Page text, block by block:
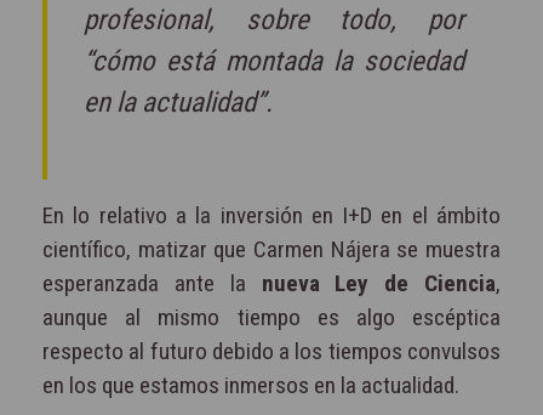
profesional, sobre todo, por
“cómo está montada la sociedad
en la actualidad”.
En lo relativo a la inversión en I+D en el ámbito
científico, matizar que Carmen Nájera se muestra
esperanzada ante la nueva Ley de Ciencia,
aunque al mismo tiempo es algo escéptica
respecto al futuro debido a los tiempos convulsos
en los que estamos inmersos en la actualidad.